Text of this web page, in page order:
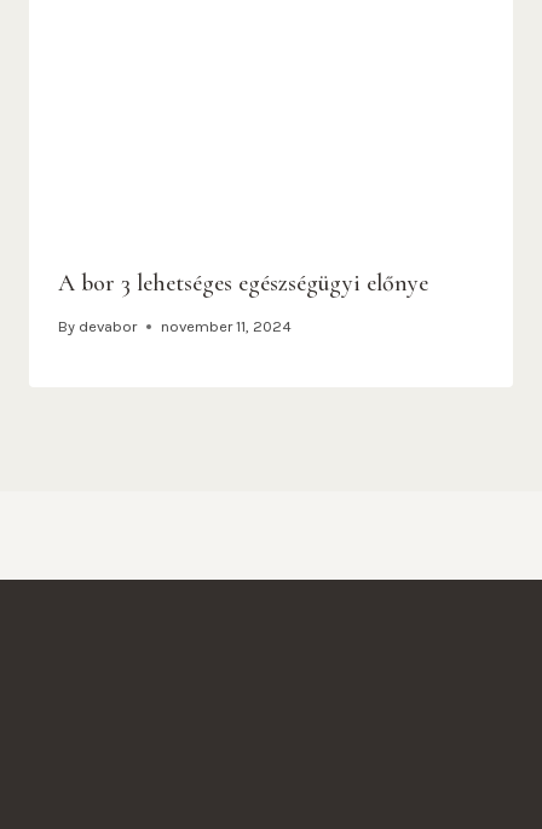
A bor 3 lehetséges egészségügyi előnye
By devabor november 11, 2024